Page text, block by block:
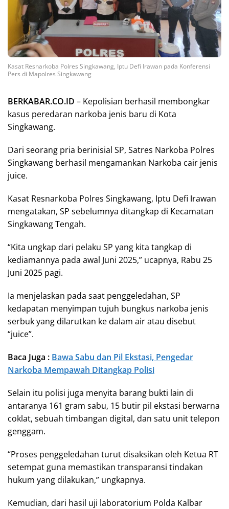
Kasat Resnarkoba Polres Singkawang, Iptu Defi Irawan pada Konferensi
Pers di Mapolres Singkawang
BERKABAR.CO.ID – Kepolisian berhasil membongkar
kasus peredaran narkoba jenis baru di Kota
Singkawang.
Dari seorang pria berinisial SP, Satres Narkoba Polres
Singkawang berhasil mengamankan Narkoba cair jenis
juice.
Kasat Resnarkoba Polres Singkawang, Iptu Defi Irawan
mengatakan, SP sebelumnya ditangkap di Kecamatan
Singkawang Tengah.
“Kita ungkap dari pelaku SP yang kita tangkap di
kediamannya pada awal Juni 2025,” ucapnya, Rabu 25
Juni 2025 pagi.
Ia menjelaskan pada saat penggeledahan, SP
kedapatan menyimpan tujuh bungkus narkoba jenis
serbuk yang dilarutkan ke dalam air atau disebut
“juice”.
Baca Juga : Bawa Sabu dan Pil Ekstasi, Pengedar
Narkoba Mempawah Ditangkap Polisi
Selain itu polisi juga menyita barang bukti lain di
antaranya 161 gram sabu, 15 butir pil ekstasi berwarna
coklat, sebuah timbangan digital, dan satu unit telepon
genggam.
“Proses penggeledahan turut disaksikan oleh Ketua RT
setempat guna memastikan transparansi tindakan
hukum yang dilakukan,” ungkapnya.
Kemudian, dari hasil uji laboratorium Polda Kalbar